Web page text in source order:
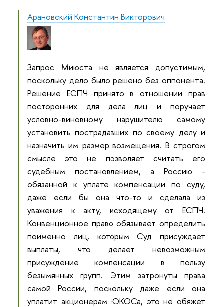
Арановский Константин Викторович
Запрос Миюста не является допустимым,
поскольку дело было решено без оппонента.
Решение ЕСПЧ принято в отношении прав
посторонних для дела лиц и поручает
условно-виновному нарушителю самому
установить пострадавших по своему делу и
назначить им размер возмещения. В строгом
смысле это не позволяет считать его
судебным постановлением, а Россию -
обязанной к уплате компенсации по суду,
даже если бы она что-то и сделала из
уважения к акту, исходящему от ЕСПЧ.
Конвенционное право обязывает определить
поименно лиц, которым Суд присуждает
выплаты, что делает невозможным
присуждение компенсации в пользу
безымянных групп. Этим затронуты права
самой России, поскольку даже если она
уплатит акционерам ЮКОСа, это не обяжет